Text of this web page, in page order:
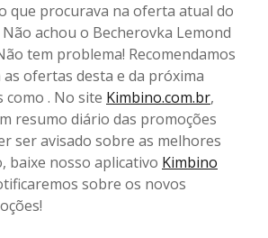
que procurava na oferta atual do
achou o Becherovka Lemond
tem problema! Recomendamos
ofertas desta e da próxima
como . No site Kimbino.com.br,
resumo diário das promoções
ser avisado sobre as melhores
baixe nosso aplicativo Kimbino
sobre os novos